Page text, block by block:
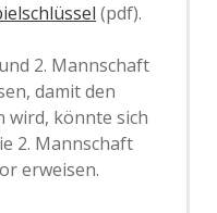
(pdf).
2. Mannschaft
damit den
wird, könnte sich
2. Mannschaft
erweisen.